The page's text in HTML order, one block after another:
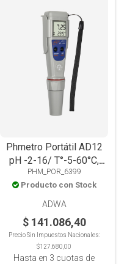
Phmetro Portátil AD12
pH -2-16/ T°-5-60°C,
ATC, Waterproof
PHM_POR_6399
Producto con Stock
ADWA
$ 141.086,40
Precio Sin Impuestos Nacionales:
$127.680,00
Hasta en 3 cuotas de